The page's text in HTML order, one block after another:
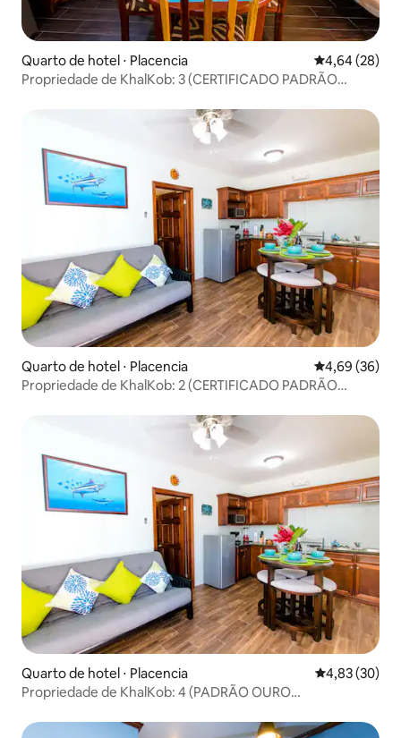
Quarto de hotel ⋅ Placencia 4,64 de uma
4,64 (28)
Propriedade de KhalKob: 3 (CERTIFICADO PADRÃO
Quarto de hotel ⋅ Placencia 4,69 de uma
4,69 (36)
Propriedade de KhalKob: 2 (CERTIFICADO PADRÃO
Quarto de hotel ⋅ Placencia 4,83 de uma
4,83 (30)
Propriedade de KhalKob: 4 (PADRÃO OURO